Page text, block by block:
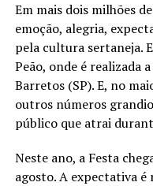
Em mais dois milhões
emoção, alegria,
pela cultura sertaneja.
Peão, onde é realizada
Barretos (SP). E, no
outros números
público que atrai
Neste ano, a Festa
agosto. A expectativa é